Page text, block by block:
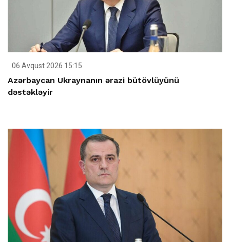
06 Avqust 2026 15:15
Azərbaycan Ukraynanın ərazi bütövlüyünü
dəstəkləyir